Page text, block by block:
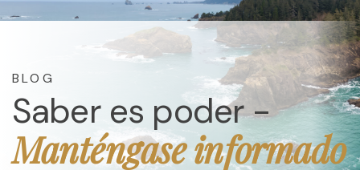
Saber es poder -
Manténgase informado
BLOG